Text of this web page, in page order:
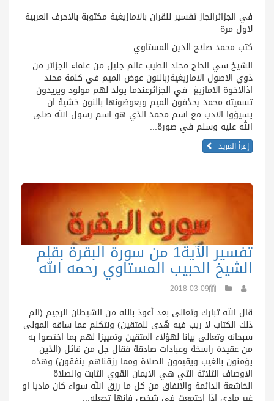
في الجزائرانجاز تفسير للقران بالامازيغية مكتوبة بالاحرف العربية
لاول مرة
كتب محمد صلاح الدين المستاوي
الشيخ سي الحاج محند الطيب عالم جليل من علماء الجزائر من
ذوي الاصول الامازيغية(بالنون عوض الميم في كلمة محند
اذالاخوة الامازيغ في الجزائرعندما يولد لهم مولود ويريدون
تسميته محمد يحذفون الميم ويعوضونها بالنون خشية ان
يسيؤوا الادب مع اسم محمد الذي هو اسم رسول الله صلى
الله عليه وسلم في صورة...
إقرأ المزيد
تفسير الآية1 من سورة البقرة بقلم
الشيخ الحبيب المستاوي رحمه الله
2018-03-09
قال الله تبارك وتعالى بعد أعوذ بالله من الشيطان الرجيم (الم
ذلك الكتاب لا ريب فيه هُدى للمتقين) ونتكلم عما ساقه المولى
سبحانه وتعالى بيانا لهؤلاء المتقين وتمييزا لهم بما اختصوا به
من عقيدة راسخة وعبادات صادقة فقال جل من قائل (الذين
يؤمنون بالغيب ويقيمون الصلاة ومما رزقناهم ينفقون) وهذه
الاوصاف الثلاثة التي هي الايمان القوي الثابت والصلاة
الخاشعة الدائمة والانفاق من كل ما رزق الله سواء كان ماديا او